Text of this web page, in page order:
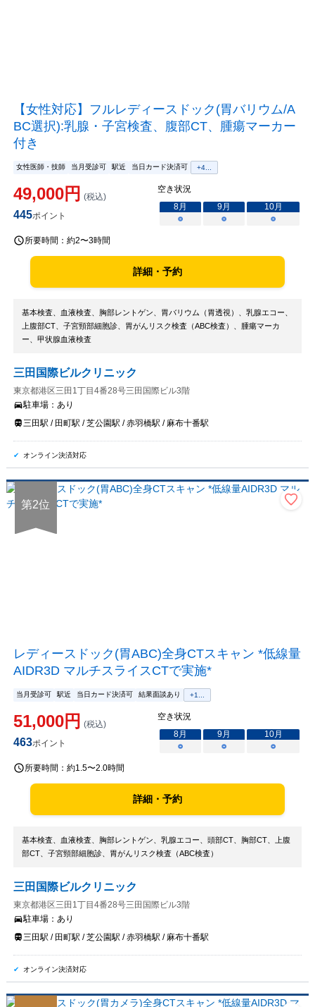
【女性対応】フルレディースドック(胃バリウム/A
BC選択):乳腺・子宮検査、腹部CT、腫瘍マーカー
付き
女性医師・技師 当月受診可 駅近 当日カード決済可 +4...
49,000円 (税込)
445ポイント
空き状況
8月 9月 10月
○
○ ○
所要時間： 約2〜3時間
詳細・予約
基本検査、血液検査、胸部レントゲン、胃バリウム（胃透視）、乳腺エコー、
上腹部CT、子宮頸部細胞診、胃がんリスク検査（ABC検査）、腫瘍マーカ
ー、甲状腺血液検査
三田国際ビルクリニック
東京都港区三田1丁目4番28号三田国際ビル3階
駐車場： あり
三田駅 / 田町駅 / 芝公園駅 / 赤羽橋駅 / 麻布十番駅
オンライン決済対応
第2位
レディースドック(胃ABC)全身CTスキャン *低線量
AIDR3D マルチスライスCTで実施*
当月受診可 駅近 当日カード決済可 結果面談あり +1...
51,000円 (税込)
463ポイント
空き状況
8月 9月 10月
○
○ ○
所要時間： 約1.5〜2.0時間
詳細・予約
基本検査、血液検査、胸部レントゲン、乳腺エコー、頭部CT、胸部CT、上腹
部CT、子宮頸部細胞診、胃がんリスク検査（ABC検査）
三田国際ビルクリニック
東京都港区三田1丁目4番28号三田国際ビル3階
駐車場： あり
三田駅 / 田町駅 / 芝公園駅 / 赤羽橋駅 / 麻布十番駅
オンライン決済対応